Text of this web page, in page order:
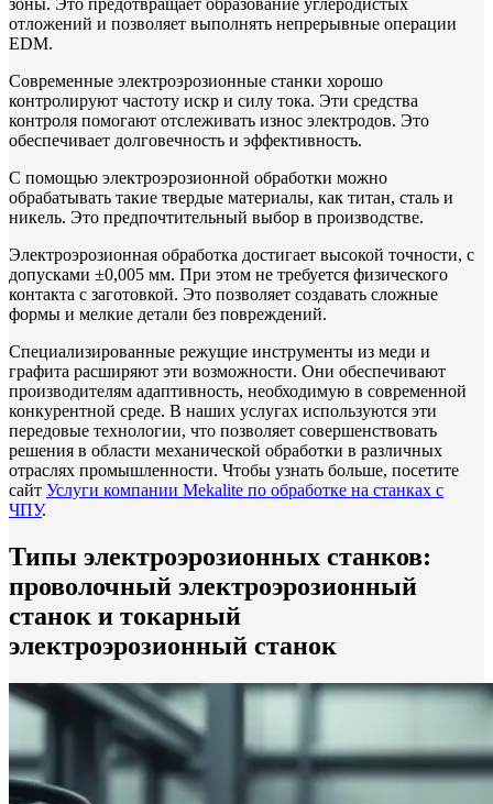
зоны. Это предотвращает образование углеродистых
отложений и позволяет выполнять непрерывные операции
EDM.
Современные электроэрозионные станки хорошо
контролируют частоту искр и силу тока. Эти средства
контроля помогают отслеживать износ электродов. Это
обеспечивает долговечность и эффективность.
С помощью электроэрозионной обработки можно
обрабатывать такие твердые материалы, как титан, сталь и
никель. Это предпочтительный выбор в производстве.
Электроэрозионная обработка достигает высокой точности, с
допусками ±0,005 мм. При этом не требуется физического
контакта с заготовкой. Это позволяет создавать сложные
формы и мелкие детали без повреждений.
Специализированные режущие инструменты из меди и
графита расширяют эти возможности. Они обеспечивают
производителям адаптивность, необходимую в современной
конкурентной среде. В наших услугах используются эти
передовые технологии, что позволяет совершенствовать
решения в области механической обработки в различных
отраслях промышленности. Чтобы узнать больше, посетите
сайт Услуги компании Mekalite по обработке на станках с
ЧПУ.
Типы электроэрозионных станков:
проволочный электроэрозионный
станок и токарный
электроэрозионный станок